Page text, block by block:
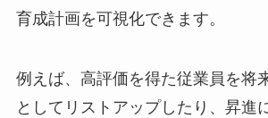
育成計画を可視化できます。
例えば、高評価を得た従業員を将
としてリストアップしたり、昇進